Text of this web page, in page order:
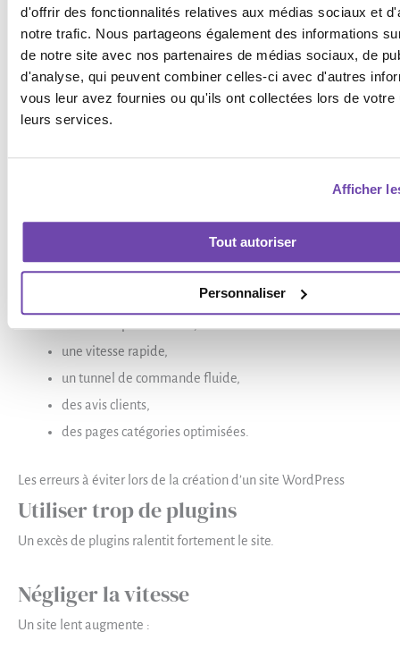
d'offrir des fonctionnalités relatives aux médias sociaux et
notre trafic. Nous partageons également des informations
de notre site avec nos partenaires de médias sociaux, de
d'analyse, qui peuvent combiner celles-ci avec d'autres
vous leur avez fournies ou qu'ils ont collectées lors de votre
leurs services.
Afficher
Tout autoriser
Personnaliser
Solid Security
Optimisation images
Imagify
ShortPixel
WooCommerce très puissantes.
Une boutique bien optimisée doit proposer :
une vitesse rapide,
un tunnel de commande fluide,
des avis clients,
des pages catégories optimisées.
Les erreurs à éviter lors de la création d’un site WordPress
Utiliser trop de plugins
Un excès de plugins ralentit fortement le site.
Négliger la vitesse
Un site lent augmente :